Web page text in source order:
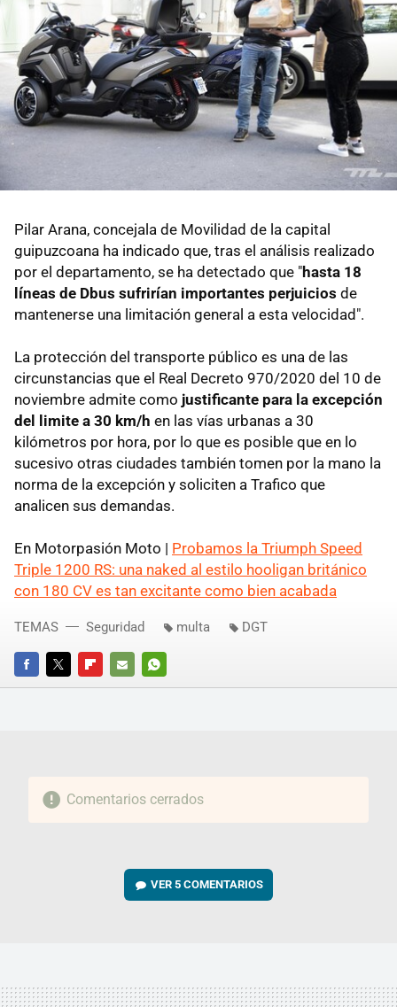
Pilar Arana, concejala de Movilidad de la capital
guipuzcoana ha indicado que, tras el análisis realizado
por el departamento, se ha detectado que "hasta 18
líneas de Dbus sufrirían importantes perjuicios de
mantenerse una limitación general a esta velocidad".
La protección del transporte público es una de las
circunstancias que el Real Decreto 970/2020 del 10 de
noviembre admite como justificante para la excepción
del limite a 30 km/h en las vías urbanas a 30
kilómetros por hora, por lo que es posible que en lo
sucesivo otras ciudades también tomen por la mano la
norma de la excepción y soliciten a Trafico que
analicen sus demandas.
En Motorpasión Moto | Probamos la Triumph Speed
Triple 1200 RS: una naked al estilo hooligan británico
con 180 CV es tan excitante como bien acabada
FACEBOOKTWITTERFLIPBOARD
E-
WHATSAPP
TEMAS Seguridad multa DGT
Comentarios cerrados
VER5 COMENTARIOS